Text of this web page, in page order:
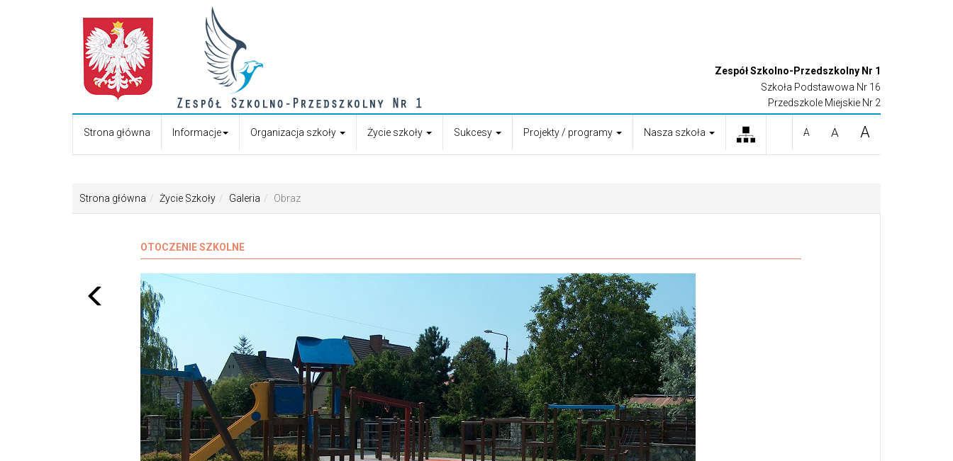
Zespół Szkolno-Przedszkolny Nr 1
Szkoła Podstawowa Nr 16
Przedszkole Miejskie Nr 2
Strona główna Informacje Organizacja szkoły Życie szkoły Sukcesy Projekty / programy Nasza szkoła A A A
Strona główna Życie Szkoły Galeria Obraz
OTOCZENIE SZKOLNE